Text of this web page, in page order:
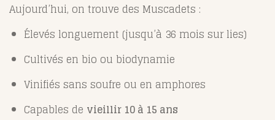
Aujourd’hui, on trouve des Muscadets :
Élevés longuement (jusqu’à 36 mois sur lies)
Cultivés en bio ou biodynamie
Vinifiés sans soufre ou en amphores
Capables de vieillir 10 à 15 ans